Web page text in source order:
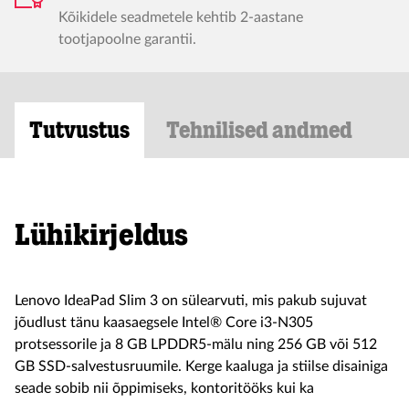
Kõikidele seadmetele kehtib 2-aastane
tootjapoolne garantii.
Tutvustus Tehnilised andmed
Lühikirjeldus
Lenovo IdeaPad Slim 3 on sülearvuti, mis pakub sujuvat
jõudlust tänu kaasaegsele Intel® Core i3-N305
protsessorile ja 8 GB LPDDR5-mälu ning 256 GB või 512
GB SSD-salvestusruumile. Kerge kaaluga ja stiilse disainiga
seade sobib nii õppimiseks, kontoritööks kui ka